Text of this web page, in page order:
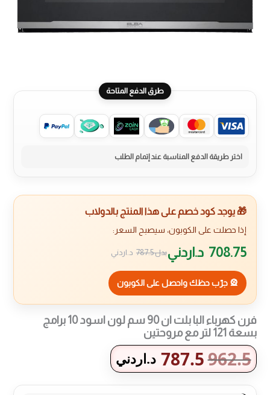
طرق الدفع المتاحة
🎁 يوجد كود خصم على هذا المنتج بالدولاب
إذا حصلت على الكوبون، سيصبح السعر:
708.75 د.اردنيبدل787.5 د.اردني
🎡 جرّب حظك واحصل على الكوبون
فرن كهرباء البا بلت ان 90 سم لون اسود 10 برامج
بسعة 121 لتر مع مروحتين
962.5
787.5 د.اردني